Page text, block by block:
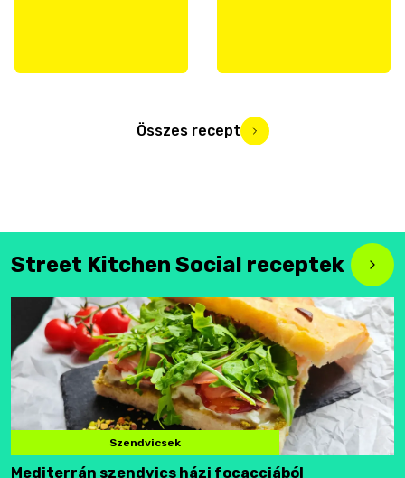
Összes recept
Street Kitchen Social receptek
Szendvicsek
Mediterrán szendvics házi focacciából